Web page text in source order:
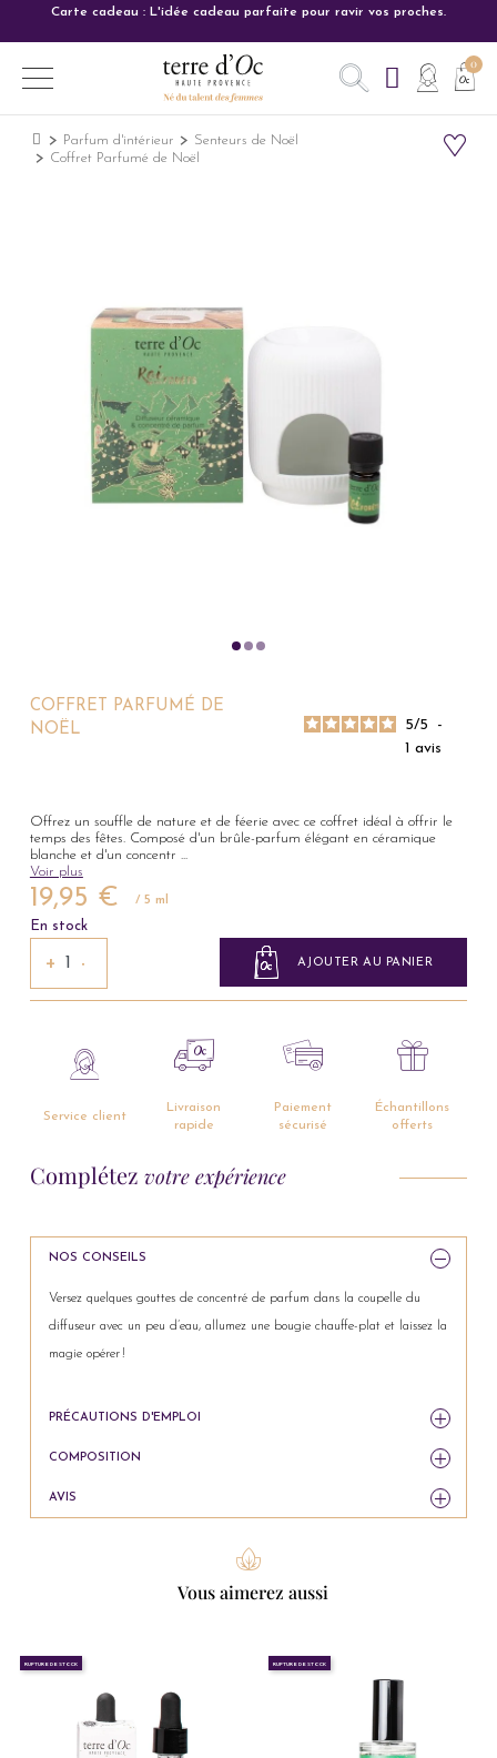
Carte cadeau : L'idée cadeau parfaite pour ravir vos proches.
Parfum d'intérieur
Senteurs de Noël
Coffret Parfumé de Noël
COFFRET PARFUMÉ DE
NOËL
5/5
-
1avis
Offrez un souffle de nature et de féerie avec ce coffret idéal à offrir le
temps des fêtes. Composé d'un brûle-parfum élégant en céramique
blanche et d'un concentr ...
Voir plus
19,95 € / 5 ml
En stock
AJOUTER AU PANIER
+ −
Service client
Livraison
rapide
Paiement
sécurisé
Échantillons
offerts
Complétez votre expérience
NOS CONSEILS
PRÉCAUTIONS D'EMPLOI
COMPOSITION
AVIS
Versez quelques gouttes de concentré de parfum dans la coupelle du
diffuseur avec un peu d’eau, allumez une bougie chauffe-plat et laissez la
magie opérer !
Vous aimerez aussi
RUPTURE DE STOCK RUPTURE DE STOCK